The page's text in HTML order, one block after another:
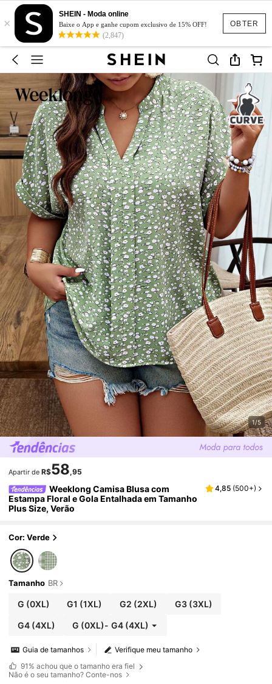
OBTER
×
SHEIN - Moda online
Baixe o App e ganhe cupom exclusivo de 15% OFF!
(2,847)
1/5
Apartir de R$58,95
Weeklong Camisa Blusa com
Estampa Floral e Gola Entalhada em Tamanho
Plus Size, Verão
4,85 (500+)
Cor: Verde
Tamanho BR
G (0XL) G1 (1XL) G2 (2XL) G3(3XL)
G4(4XL) G (0XL)- G4(4XL)
Verifique meu tamanho
Guia de tamanhos
91% achou que o tamanho era fiel
Não é o seu tamanho? Conte-nos